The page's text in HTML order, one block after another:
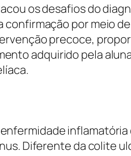
os desafios do
por meio
precoce,
adquirido pela
Diferente da colite